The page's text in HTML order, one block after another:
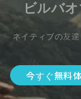
ビルバ
ネイティブの友
今すぐ無料